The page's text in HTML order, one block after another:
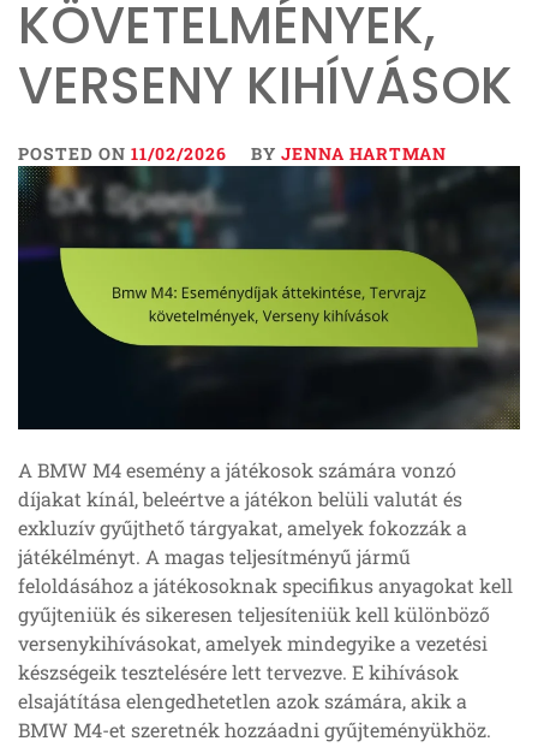
KÖVETELMÉNYEK,
VERSENY KIHÍVÁSOK
POSTED ON 11/02/2026 BY JENNA HARTMAN
A BMW M4 esemény a játékosok számára vonzó
díjakat kínál, beleértve a játékon belüli valutát és
exkluzív gyűjthető tárgyakat, amelyek fokozzák a
játékélményt. A magas teljesítményű jármű
feloldásához a játékosoknak specifikus anyagokat kell
gyűjteniük és sikeresen teljesíteniük kell különböző
versenykihívásokat, amelyek mindegyike a vezetési
készségeik tesztelésére lett tervezve. E kihívások
elsajátítása elengedhetetlen azok számára, akik a
BMW M4-et szeretnék hozzáadni gyűjteményükhöz.